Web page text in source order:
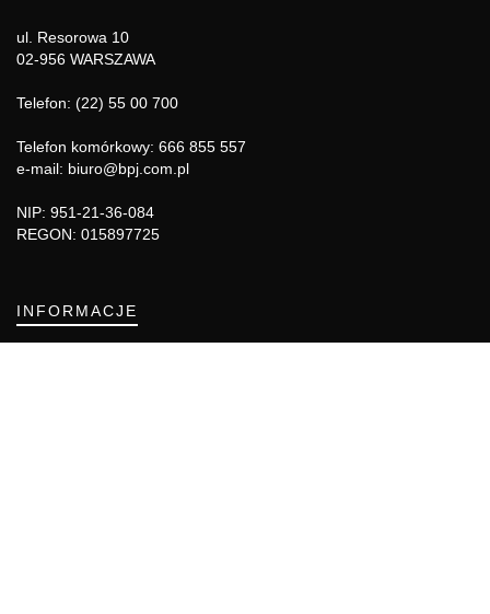
ul. Resorowa 10
02-956 WARSZAWA
Telefon: (22) 55 00 700
Telefon komórkowy: 666 855 557
e-mail: biuro@bpj.com.pl
NIP: 951-21-36-084
REGON: 015897725
INFORMACJE